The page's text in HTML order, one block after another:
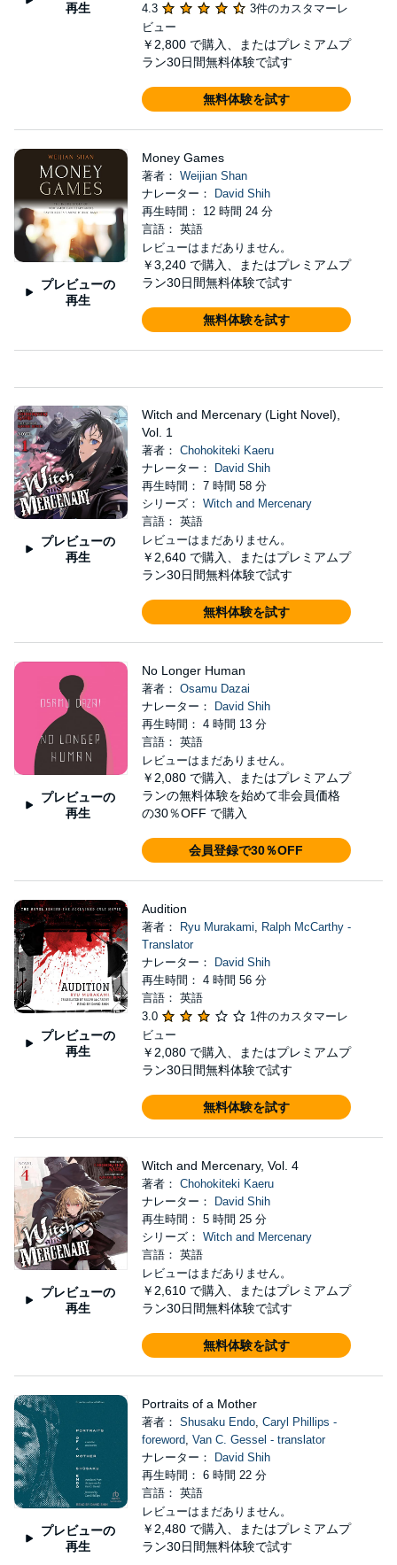
再生 4.3
3件のカスタマーレ
ビュー
￥2,800 で購入、またはプレミアムプ
ラン30日間無料体験で試す
無料体験を試す
プレビューの
再生
Money Games
著者： Weijian Shan
ナレーター：
David Shih
再生時間： 12 時間 24 分
言語： 英語
レビューはまだありません。
￥3,240 で購入、またはプレミアムプ
ラン30日間無料体験で試す
無料体験を試す
プレビューの
再生
Witch and Mercenary (Light Novel),
Vol. 1
著者： Chohokiteki Kaeru
ナレーター：
David Shih
再生時間： 7 時間 58 分
シリーズ： Witch and Mercenary
言語： 英語
レビューはまだありません。
￥2,640 で購入、またはプレミアムプ
ラン30日間無料体験で試す
無料体験を試す
プレビューの
再生
No Longer Human
著者： Osamu Dazai
ナレーター：
David Shih
再生時間： 4 時間 13 分
言語： 英語
レビューはまだありません。
￥2,080 で購入、またはプレミアムプ
ランの無料体験を始めて非会員価格
の30％OFF で購入
会員登録で30％OFF
プレビューの
再生
Audition
著者： Ryu Murakami, Ralph McCarthy -
Translator
ナレーター：
David Shih
再生時間： 4 時間 56 分
言語： 英語
3.0
1件のカスタマーレ
ビュー
￥2,080 で購入、またはプレミアムプ
ラン30日間無料体験で試す
無料体験を試す
プレビューの
再生
Witch and Mercenary, Vol. 4
著者： Chohokiteki Kaeru
ナレーター：
David Shih
再生時間： 5 時間 25 分
シリーズ： Witch and Mercenary
言語： 英語
レビューはまだありません。
￥2,610 で購入、またはプレミアムプ
ラン30日間無料体験で試す
無料体験を試す
プレビューの
再生
Portraits of a Mother
著者： Shusaku Endo, Caryl Phillips -
foreword, Van C. Gessel - translator
ナレーター：
David Shih
再生時間： 6 時間 22 分
言語： 英語
レビューはまだありません。
￥2,480 で購入、またはプレミアムプ
ラン30日間無料体験で試す